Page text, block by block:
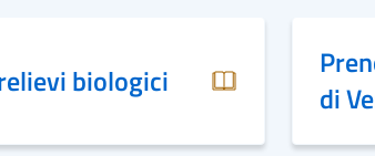
biologici
di